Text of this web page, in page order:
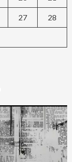
27 28